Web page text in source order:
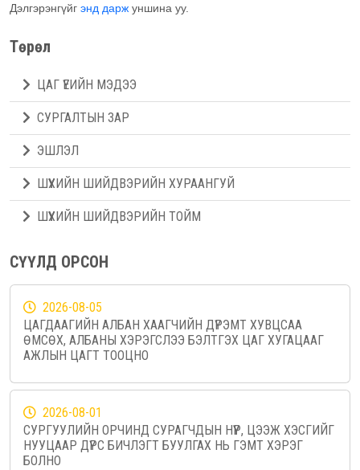
Дэлгэрэнгүйг энд дарж уншина уу.
Төрөл
ЦАГ ҮЕИЙН МЭДЭЭ
СУРГАЛТЫН ЗАР
ЭШЛЭЛ
ШҮҮХИЙН ШИЙДВЭРИЙН ХУРААНГУЙ
ШҮҮХИЙН ШИЙДВЭРИЙН ТОЙМ
СҮҮЛД ОРСОН
2026-08-05
ЦАГДААГИЙН АЛБАН ХААГЧИЙН ДҮРЭМТ ХУВЦСАА
ӨМСӨХ, АЛБАНЫ ХЭРЭГСЛЭЭ БЭЛТГЭХ ЦАГ ХУГАЦААГ
АЖЛЫН ЦАГТ ТООЦНО
2026-08-01
СУРГУУЛИЙН ОРЧИНД СУРАГЧДЫН НҮҮР, ЦЭЭЖ ХЭСГИЙГ
НУУЦААР ДҮРС БИЧЛЭГТ БУУЛГАХ НЬ ГЭМТ ХЭРЭГ
БОЛНО